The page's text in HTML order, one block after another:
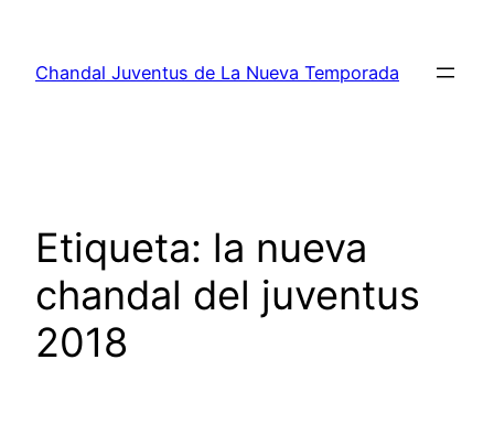
contenido
Chandal Juventus de La Nueva Temporada
Etiqueta: la nueva
chandal del juventus
2018